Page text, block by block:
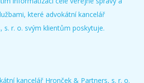
které advokátní kancelář
s. r. o. svým klientům poskytuje.
kancelář Hronček & Partners, s. r. o.